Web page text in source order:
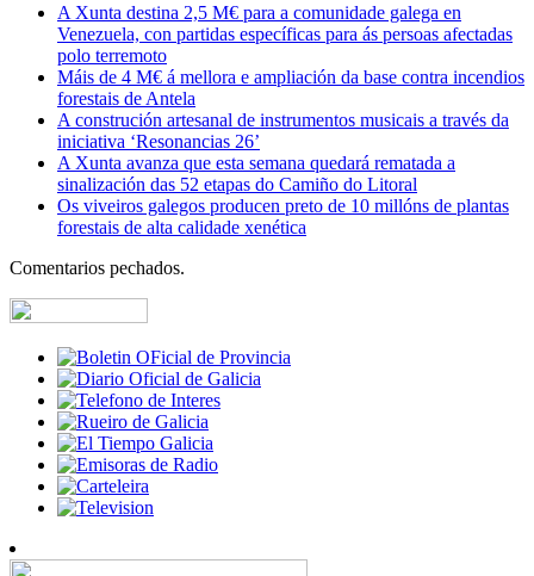
A Xunta destina 2,5 M€ para a comunidade galega en
Venezuela, con partidas específicas para ás persoas afectadas
polo terremoto
Máis de 4 M€ á mellora e ampliación da base contra incendios
forestais de Antela
A construción artesanal de instrumentos musicais a través da
iniciativa ‘Resonancias 26’
A Xunta avanza que esta semana quedará rematada a
sinalización das 52 etapas do Camiño do Litoral
Os viveiros galegos producen preto de 10 millóns de plantas
forestais de alta calidade xenética
Comentarios pechados.